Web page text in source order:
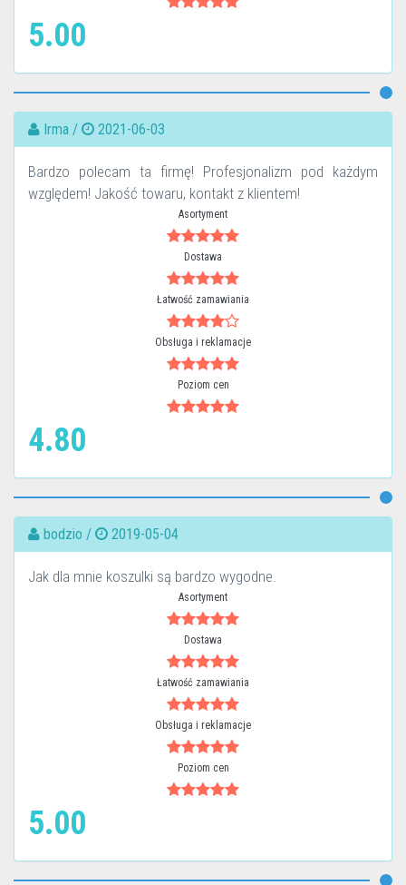
5.00
Irma / 2021-06-03
Bardzo polecam ta firmę! Profesjonalizm pod każdym
względem! Jakość towaru, kontakt z klientem!
Asortyment
Dostawa
Łatwość zamawiania
Obsługa i reklamacje
Poziom cen
4.80
bodzio / 2019-05-04
Jak dla mnie koszulki są bardzo wygodne.
Asortyment
Dostawa
Łatwość zamawiania
Obsługa i reklamacje
Poziom cen
5.00